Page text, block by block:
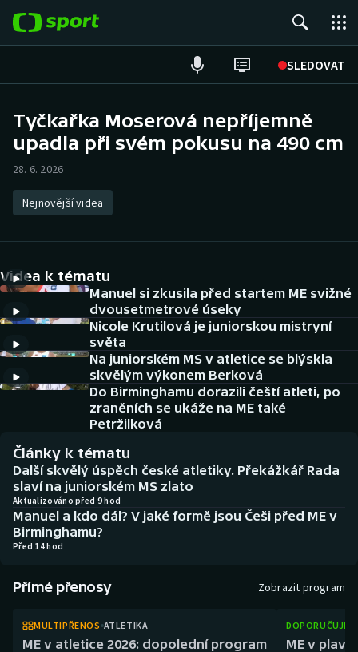
SLEDOVAT
ME v plavání
Hokej
DALŠÍ SPORTY
Americký fotbal
Baseball a softbal
Basketbal
Biatlon
Boby a skeleton
Cyklistika
NEPŘEHLÉDNĚTE
Historické návraty
Aplikace ČT sport
AZ kvíz
Tyčkařka Moserová nepříjemně
upadla při svém pokusu na 490 cm
28. 6. 2026
Nejnovější videa
Videa k tématu
Manuel si zkusila před startem ME svižné
dvousetmetrové úseky
Nicole Krutilová je juniorskou mistryní
světa
Na juniorském MS v atletice se blýskla
skvělým výkonem Berková
Do Birminghamu dorazili čeští atleti, po
zraněních se ukáže na ME také
Petržilková
Články k tématu
Další skvělý úspěch české atletiky. Překážkář Rada
slaví na juniorském MS zlato
Aktualizováno před 9 hod
Manuel a kdo dál? V jaké formě jsou Češi před ME v
Birminghamu?
Před 14 hod
Přímé přenosy Zobrazit program
MULTIPŘENOS ATLETIKA
ME v atletice 2026: dopolední program ME v